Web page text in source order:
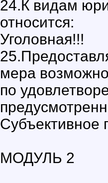
24.К видам
относится:
Уголовная!!!
мера
по
Субъективное
МОДУЛЬ 2